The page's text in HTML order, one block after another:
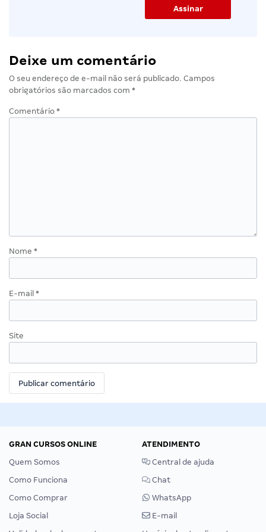
Deixe um comentário
O seu endereço de e-mail não será publicado. Campos
obrigatórios são marcados com *
Comentário *
Nome *
E-mail *
Site
GRAN CURSOS ONLINE
Quem Somos
Como Funciona
Como Comprar
Loja Social
ATENDIMENTO
Central de ajuda
Chat
WhatsApp
E-mail